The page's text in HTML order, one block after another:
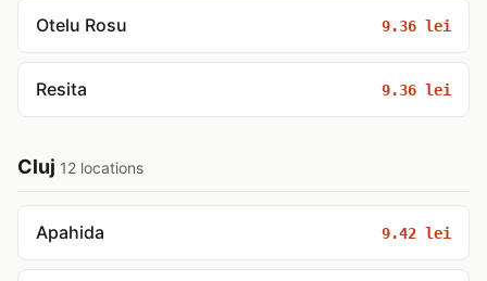
Otelu Rosu 9.36 lei
Resita 9.36 lei
Cluj 12 locations
Apahida 9.42 lei